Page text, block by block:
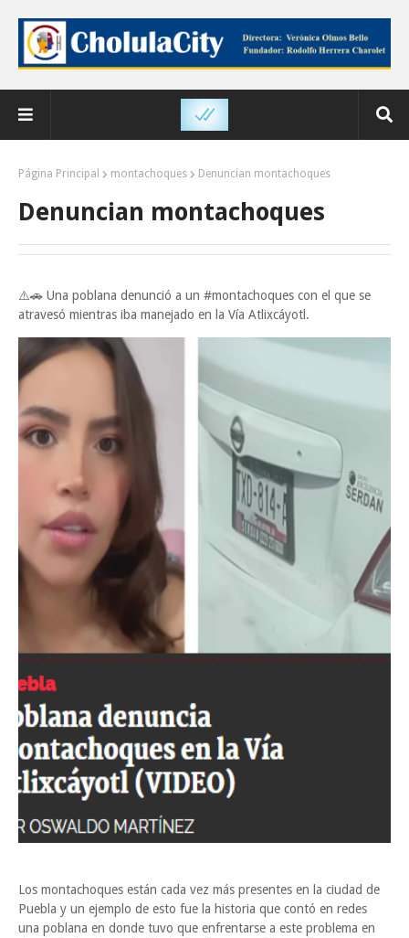
Página Principal montachoques Denuncian montachoques
Denuncian montachoques
⚠️🚗 Una poblana denunció a un #montachoques con el que se
atravesó mientras iba manejado en la Vía Atlixcáyotl.
Los montachoques están cada vez más presentes en la ciudad de
Puebla y un ejemplo de esto fue la historia que contó en redes
una poblana en donde tuvo que enfrentarse a este problema en